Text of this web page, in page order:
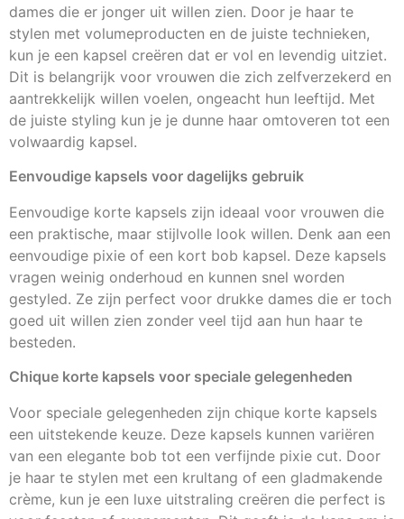
dames die er jonger uit willen zien. Door je haar te
stylen met volumeproducten en de juiste technieken,
kun je een kapsel creëren dat er vol en levendig uitziet.
Dit is belangrijk voor vrouwen die zich zelfverzekerd en
aantrekkelijk willen voelen, ongeacht hun leeftijd. Met
de juiste styling kun je je dunne haar omtoveren tot een
volwaardig kapsel.
Eenvoudige kapsels voor dagelijks gebruik
Eenvoudige korte kapsels zijn ideaal voor vrouwen die
een praktische, maar stijlvolle look willen. Denk aan een
eenvoudige pixie of een kort bob kapsel. Deze kapsels
vragen weinig onderhoud en kunnen snel worden
gestyled. Ze zijn perfect voor drukke dames die er toch
goed uit willen zien zonder veel tijd aan hun haar te
besteden.
Chique korte kapsels voor speciale gelegenheden
Voor speciale gelegenheden zijn chique korte kapsels
een uitstekende keuze. Deze kapsels kunnen variëren
van een elegante bob tot een verfijnde pixie cut. Door
je haar te stylen met een krultang of een gladmakende
crème, kun je een luxe uitstraling creëren die perfect is